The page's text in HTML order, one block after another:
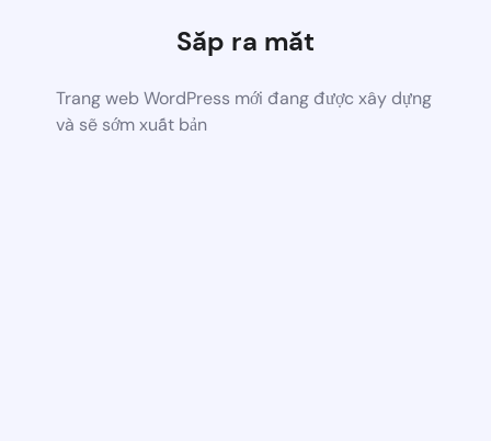
Sắp ra mắt
Trang web WordPress mới đang được xây dựng
và sẽ sớm xuất bản